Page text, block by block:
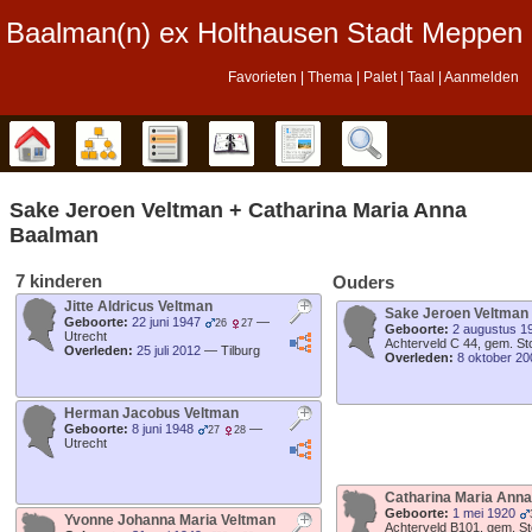
Baalman‎‎‎‎‎(n)‎‎‎‎‎ ex Holthausen Stadt Meppen
Favorieten Thema Palet Taal Aanmelden
Stamboom DiagrammenLijsten Kalender Rapporten
Sake Jeroen Veltman + Catharina Maria Anna
Baalman
7 kinderen
Jitte Aldricus Veltman
Geboorte: 22 juni 1947 26 27 —
Utrecht
Overleden: 25 juli 2012 — Tilburg
Herman Jacobus Veltman
Geboorte: 8 juni 1948 27 28 —
Utrecht
Yvonne Johanna Maria Veltman
Ouders
Sake Jeroen Veltman
Geboorte: 2 augustus
Achterveld C 44, gem.
Overleden: 8 oktober
Catharina Maria
Geboorte: 1 mei 1920
Achterveld B101, gem.